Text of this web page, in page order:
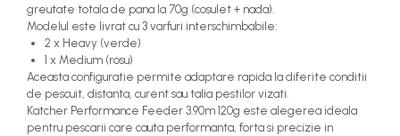
greutate totala de pana la 70g (cosulet + nada).
Modelul este livrat cu 3 varfuri interschimbabile:
2 x Heavy (verde)
1 x Medium (rosu)
Aceasta configuratie permite adaptare rapida la diferite conditii
de pescuit, distanta, curent sau talia pestilor vizati.
Katcher Performance Feeder 3.90m 120g este alegerea ideala
pentru pescarii care cauta performanta, forta si precizie in